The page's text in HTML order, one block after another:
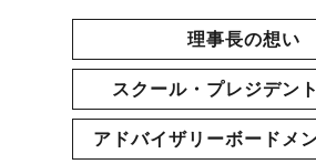
理事長の想い
スクール・プレジデン
アドバイザリーボードメ